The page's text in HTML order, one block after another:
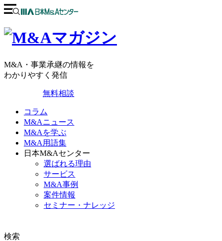
M&A・事業承継の情報を
わかりやすく発信
無料相談
コラム
M&Aニュース
M&Aを学ぶ
M&A用語集
日本M&Aセンター
選ばれる理由
サービス
M&A事例
案件情報
セミナー・ナレッジ
検索